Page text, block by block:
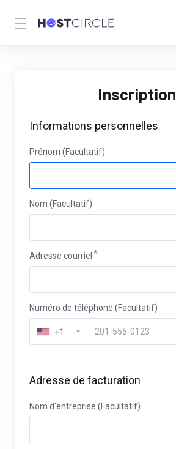
Inscription
Informations personnelles
Prénom (Facultatif)
Nom (Facultatif)
Adresse courriel
Numéro de téléphone (Facultatif)
+1
Adresse de facturation
Nom d'entreprise (Facultatif)